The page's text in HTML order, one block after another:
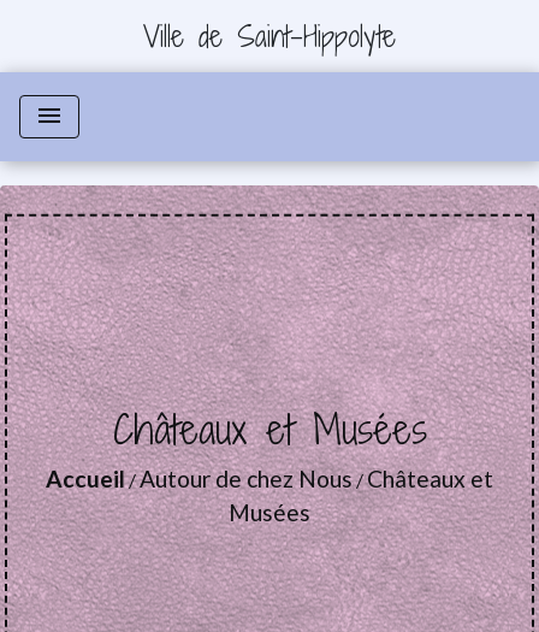
Ville de Saint-Hippolyte
menu
Châteaux et Musées
Accueil/Autour de chez Nous/Châteaux et
Musées